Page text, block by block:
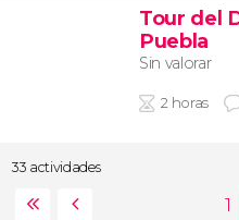
Tour del
Puebla
Sin valorar
2 horas
33 actividades